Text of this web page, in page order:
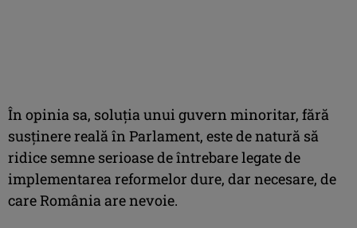
În opinia sa, soluţia unui guvern minoritar, fără
susţinere reală în Parlament, este de natură să
ridice semne serioase de întrebare legate de
implementarea reformelor dure, dar necesare, de
care România are nevoie.